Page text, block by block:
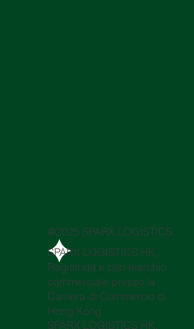
@2025 SPARX LOGISTICS
SPARX LOGISTICS HK,
Registrato e con marchio
commerciale presso la
Camera di Commercio di
Hong Kong
SPARX LOGISTICS HK,